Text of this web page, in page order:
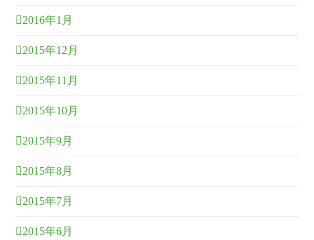
2016年1月
2015年12月
2015年11月
2015年10月
2015年9月
2015年8月
2015年7月
2015年6月